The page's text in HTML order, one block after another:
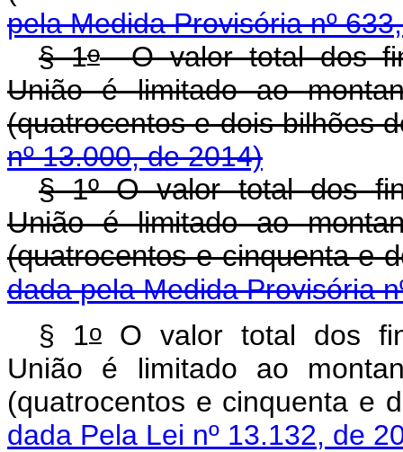
pela Medida Provisória nº
§ 1oO valor total dos
União é limitado ao
(quatrocentos e dois
nº 13.000, de 2014)
§ 1º O valor total dos
União é limitado ao
(quatrocentos e
dada pela Medida Provisória
§ 1o O valor total dos
União é limitado ao
(quatrocentos e
dada Pela Lei nº 13.132, de